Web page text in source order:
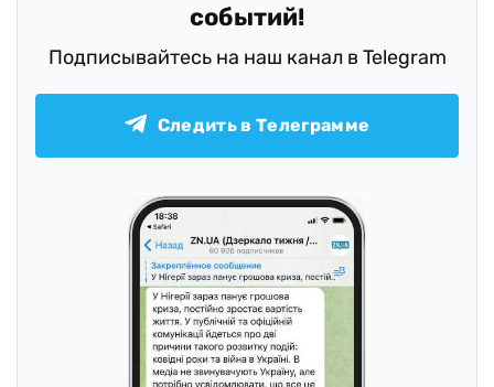
событий!
Подписывайтесь на наш канал в Telegram
Следить в Телеграмме